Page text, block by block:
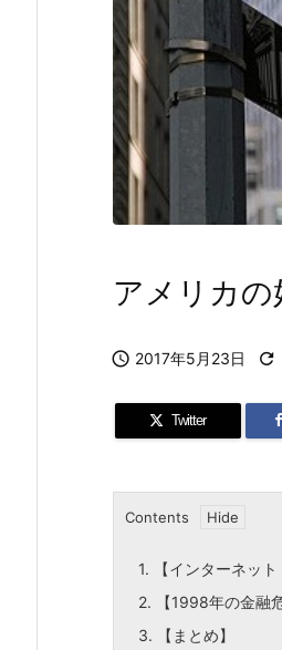
アメリカ
 2017年5月23日 
Twitter
Contents
1. 【インターネット
2. 【1998年の金融
3. 【まとめ】